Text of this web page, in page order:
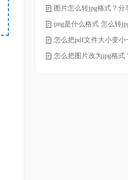
图片怎么转jpg格式？分
怎么把图片改为jpg格式